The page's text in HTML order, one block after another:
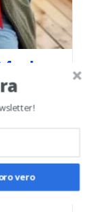
che
più
vero